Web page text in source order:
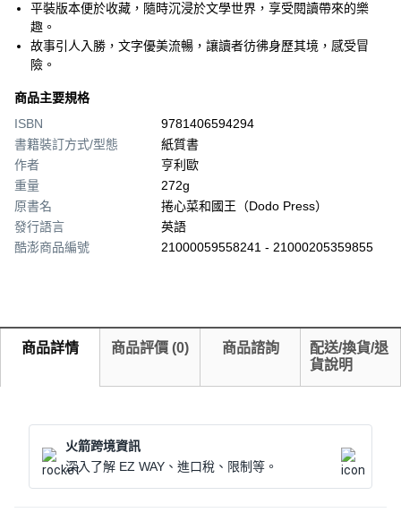
平裝版本便於收藏，隨時沉浸於文學世界，享受閱讀帶來的樂
趣。
故事引人入勝，文字優美流暢，讓讀者彷彿身歷其境，感受冒
險。
商品主要規格
ISBN
9781406594294
書籍裝訂方式/型態
紙質書
作者
亨利歐
重量
272g
原書名
捲心菜和國王（Dodo Press）
發行語言
英語
酷澎商品編號
21000059558241 - 21000205359855
商品詳情 商品評價 (0) 商品諮詢
配送/換貨/退
貨說明
火箭跨境資訊
深入了解 EZ WAY、進口稅、限制等。